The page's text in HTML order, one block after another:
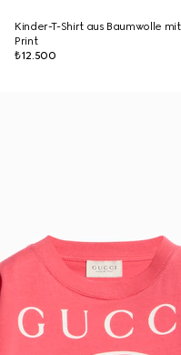
Kinder-T-Shirt aus Baumwolle mit
Print
₺12.500